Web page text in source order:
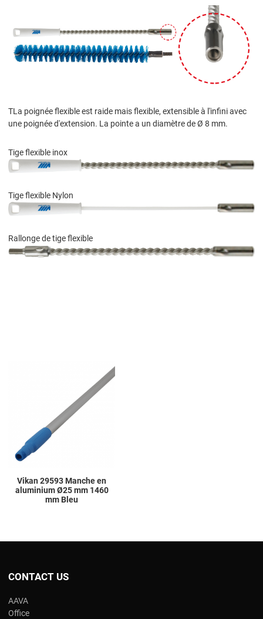
TLa poignée flexible est raide mais flexible, extensible à l'infini avec
une poignée d'extension. La pointe a un diamètre de Ø 8 mm.
Tige flexible inox
Tige flexible Nylon
Rallonge de tige flexible
Vikan 29593 Manche en
aluminium Ø25 mm 1460
mm Bleu
CONTACT US
AAVA
Office